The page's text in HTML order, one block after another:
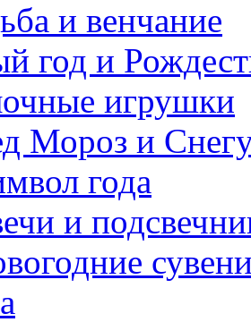
и венчание
год и
игрушки
Мороз и
года
и